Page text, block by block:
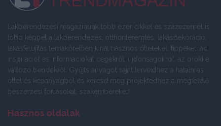
Lakberendezési magazinunk több ezer cikkel és százezernél is
több képpel a lakberendezés, otthonteremtés, lakásdekoráció,
lakásfelújítás témaköreiben kínál hasznos ötleteket, tippeket, ad
inspirációt és információkat cégekről, újdonságokról, az örökké
változó trendekről. Gyűjts anyagot saját terveidhez a hatalmas
ötlet és képanyagból és keresd meg projektedhez a megfelelő
beszerzési forrásokat, szakembereket.
Hasznos oldalak